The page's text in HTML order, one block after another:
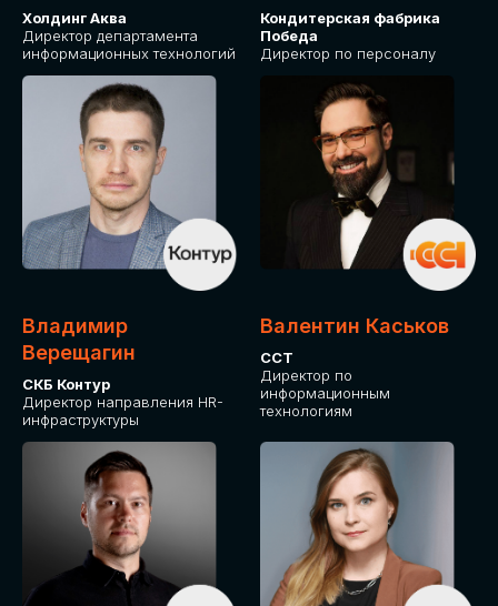
Холдинг Аква
Директор департамента
информационных технологий
Кондитерская фабрика
Победа
Директор по персоналу
Владимир
Верещагин
СКБ Контур
Директор направления HR-
инфраструктуры
Валентин Каськов
ССТ
Директор по
информационным
технологиям